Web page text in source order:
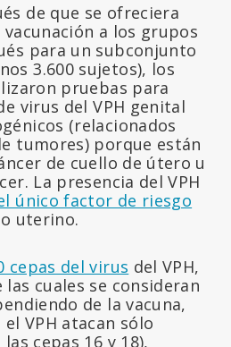
de que se ofreciera
a los grupos
para un subconjunto
3.600 sujetos), los
pruebas para
virus del VPH genital
(relacionados
tumores) porque están
de cuello de útero u
La presencia del VPH
único factor de riesgo
uterino.
cepas del virus del VPH,
cuales se consideran
de la vacuna,
VPH atacan sólo
las cepas 16 y 18),